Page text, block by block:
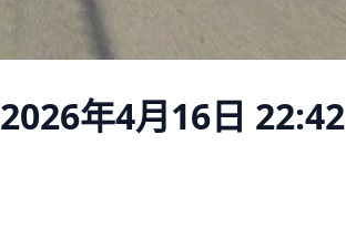
2026年4月16日 22:42